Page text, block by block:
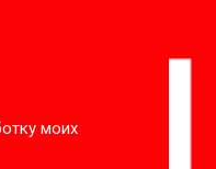
моих